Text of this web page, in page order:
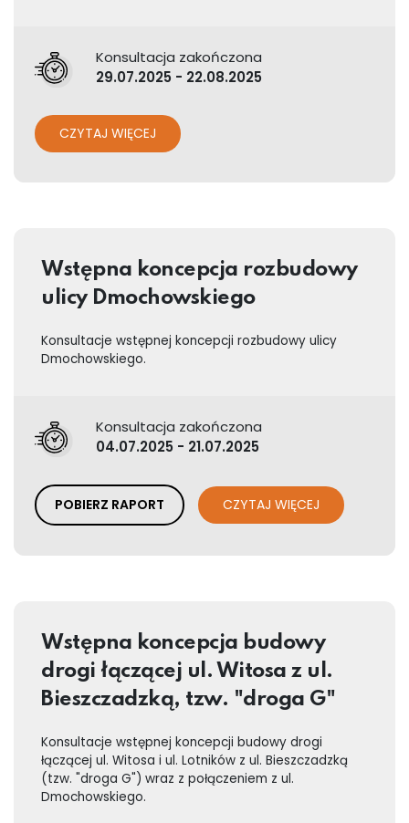
Konsultacja zakończona
29.07.2025 - 22.08.2025
CZYTAJ WIĘCEJ
Wstępna koncepcja rozbudowy
ulicy Dmochowskiego
Konsultacje wstępnej koncepcji rozbudowy ulicy
Dmochowskiego.
Konsultacja zakończona
04.07.2025 - 21.07.2025
POBIERZ RAPORT CZYTAJ WIĘCEJ
Wstępna koncepcja budowy
drogi łączącej ul. Witosa z ul.
Bieszczadzką, tzw. "droga G"
Konsultacje wstępnej koncepcji budowy drogi
łączącej ul. Witosa i ul. Lotników z ul. Bieszczadzką
(tzw. "droga G") wraz z połączeniem z ul.
Dmochowskiego.